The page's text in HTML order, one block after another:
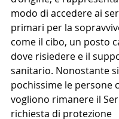
modo di accedere ai
primari per la
come il cibo, un posto
dove risiedere e il
sanitario. Nonostante
pochissime le persone
vogliono rimanere il
richiesta di protezione